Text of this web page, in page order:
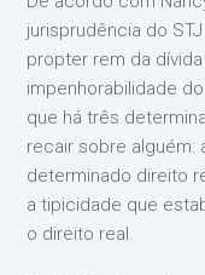
jurisprudência do
propter rem da
impenhorabilidade
que há três
recair sobre alguém:
determinado direito
a tipicidade que
o direito real.